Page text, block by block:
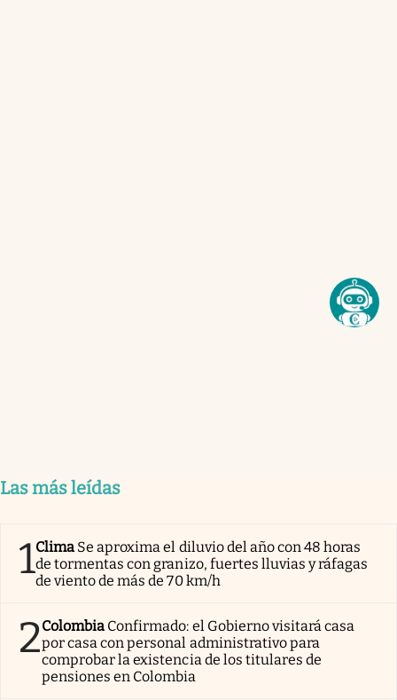
Las más leídas
1Clima Se aproxima el diluvio del año con 48 horas
de tormentas con granizo, fuertes lluvias y ráfagas
de viento de más de 70 km/h
2Colombia Confirmado: el Gobierno visitará casa
por casa con personal administrativo para
comprobar la existencia de los titulares de
pensiones en Colombia